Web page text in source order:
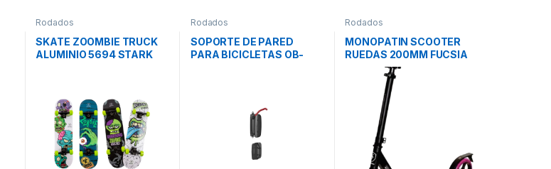
Rodados
SKATE ZOOMBIE TRUCK
ALUMINIO 5694 STARK
Rodados
SOPORTE DE PARED
PARA BICICLETAS OB-
Rodados
MONOPATIN SCOOTER
RUEDAS 200MM FUCSIA
RISE STARK